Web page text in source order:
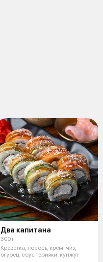
Два капитана
300 г
Креветка, лосось, крем-чиз,
огурец, соус терияки, кунжут